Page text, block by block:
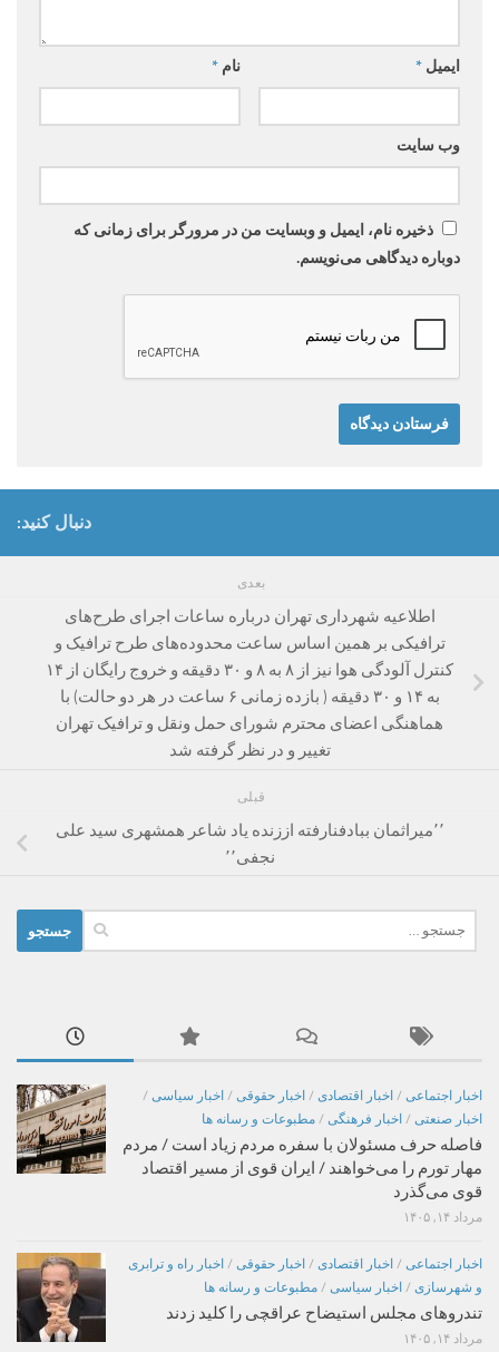
نام * ایمیل *
وب‌ سایت
ذخیره نام، ایمیل و وبسایت من در مرورگر برای زمانی که
دوباره دیدگاهی می‌نویسم.
دنبال کنید:
بعدی
اطلاعیه شهرداری تهران درباره ساعات اجرای طرح‌های
ترافیکی بر همین اساس ساعت محدوده‌های طرح ترافیک و
کنترل آلودگی هوا نیز از ۸ به ۸ و ۳۰ دقیقه و خروج رایگان از ۱۴
به ۱۴ و ۳۰ دقیقه ( بازده زمانی ۶ ساعت در هر دو حالت) با
هماهنگی اعضای محترم شورای حمل ونقل و ترافیک تهران
تغییر و در نظر گرفته شد
قبلی
٬٬میراثمان ببادفنارفته اززنده یاد شاعر همشهری سید علی
نجفی٬٬
برای:
اخبار اجتماعی / اخبار اقتصادی / اخبار حقوقی / اخبار سیاسی /
اخبار صنعتی / اخبار فرهنگی / مطبوعات و رسانه ها
فاصله حرف مسئولان با سفره مردم زیاد است / مردم
مهار تورم را می‌خواهند / ایران قوی از مسیر اقتصاد
قوی می‌گذرد
مرداد ۱۴, ۱۴۰۵
اخبار اجتماعی / اخبار اقتصادی / اخبار حقوقی / اخبار راه و ترابری
و شهرسازی / اخبار سیاسی / مطبوعات و رسانه ها
تندروهای مجلس استیضاح عراقچی را کلید زدند
مرداد ۱۴, ۱۴۰۵